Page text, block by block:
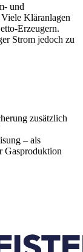
und
Kläranlagen
Erzeugern.
Strom jedoch zu
zusätzlich
– als
Gasproduktion